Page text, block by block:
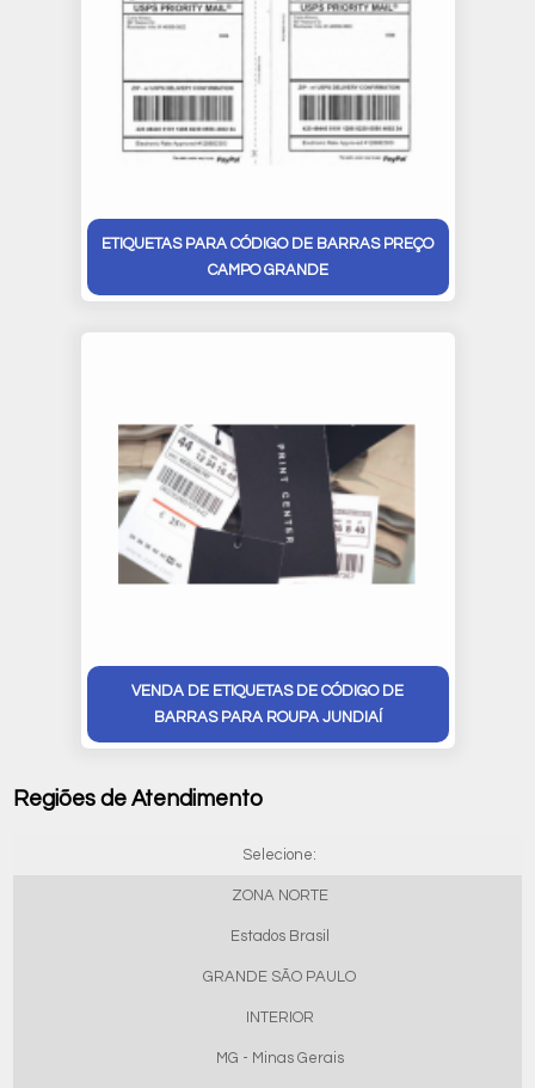
ETIQUETAS PARA CÓDIGO DE BARRAS PREÇO
CAMPO GRANDE
VENDA DE ETIQUETAS DE CÓDIGO DE
BARRAS PARA ROUPA JUNDIAÍ
Regiões de Atendimento
Selecione:
ZONA NORTE
Estados Brasil
GRANDE SÃO PAULO
INTERIOR
MG - Minas Gerais